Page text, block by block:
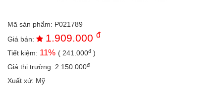
an
toàn
Bé
tắm
Bé
Mã sản phẩm: P021789
Giá bán:
1.909.000 đ
Tiết kiệm: 11% ( 241.000đ )
Giá thị trường: 2.150.000đ
Xuất xứ: Mỹ